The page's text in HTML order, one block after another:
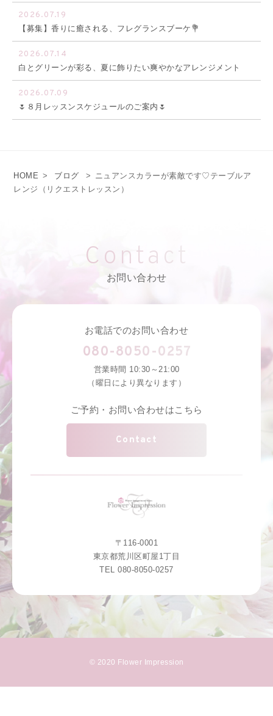
2026.07.19
【募集】香りに癒される、フレグランスブーケ💐
2026.07.14
白とグリーンが彩る、夏に飾りたい爽やかなアレンジメント
2026.07.09
🌷８月レッスンスケジュールのご案内🌷
HOME > ブログ >
ニュアンスカラーが素敵です♡テーブルア
レンジ（リクエストレッスン）
Contact
お問い合わせ
お電話でのお問い合わせ
080-8050-0257
営業時間 10:30～21:00
（曜日により異なります）
ご予約・お問い合わせはこちら
Contact
〒116-0001
東京都荒川区町屋1丁目
TEL 080-8050-0257
© 2020 Flower Impression